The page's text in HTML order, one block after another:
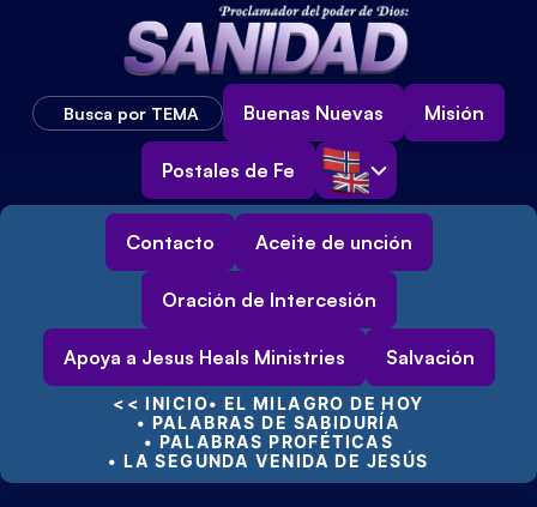
Busca por TEMA Buenas Nuevas Misión
Postales de Fe
Select Language
Contacto Aceite de unción
Oración de Intercesión
Apoya a Jesus Heals Ministries Salvación
<< INICIO• EL MILAGRO DE HOY
• PALABRAS DE SABIDURÍA
• PALABRAS PROFÉTICAS
• LA SEGUNDA VENIDA DE JESÚS